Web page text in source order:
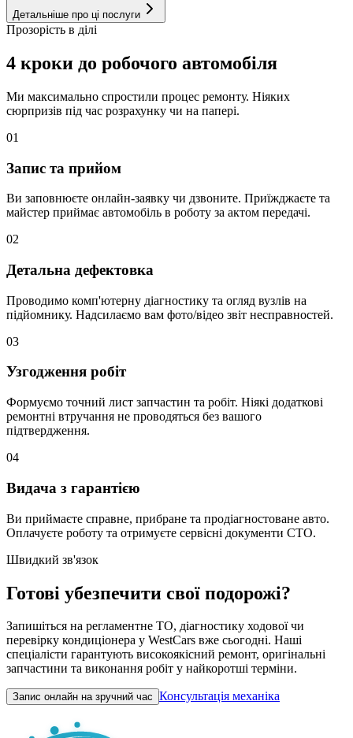
Детальніше про ці послуги
Прозорість в ділі
4 кроки до робочого автомобіля
Ми максимально спростили процес ремонту. Ніяких
сюрпризів під час розрахунку чи на папері.
01
Запис та прийом
Ви заповнюєте онлайн-заявку чи дзвоните. Приїжджаєте та
майстер приймає автомобіль в роботу за актом передачі.
02
Детальна дефектовка
Проводимо комп'ютерну діагностику та огляд вузлів на
підйомнику. Надсилаємо вам фото/відео звіт несправностей.
03
Узгодження робіт
Формуємо точний лист запчастин та робіт. Ніякі додаткові
ремонтні втручання не проводяться без вашого
підтвердження.
04
Видача з гарантією
Ви приймаєте справне, прибране та продіагностоване авто.
Оплачуєте роботу та отримуєте сервісні документи СТО.
Швидкий зв'язок
Готові убезпечити свої подорожі?
Запишіться на регламентне ТО, діагностику ходової чи
перевірку кондиціонера у WestCars вже сьогодні. Наші
спеціалісти гарантують високоякісний ремонт, оригінальні
запчастини та виконання робіт у найкоротші терміни.
Запис онлайн на зручний час Консультація механіка